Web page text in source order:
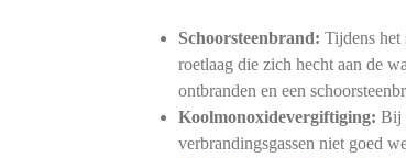
Schoorsteenbrand: Tijdens het
roetlaag die zich hecht aan de
ontbranden en een
Koolmonoxidevergiftiging: Bij
verbrandingsgassen niet goed